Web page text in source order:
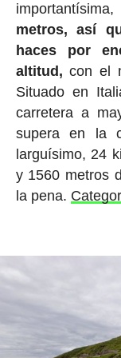
metros, así
haces por
altitud, con el
Situado en
carretera a
supera en la
larguísimo, 24
y 1560 metros
la pena.